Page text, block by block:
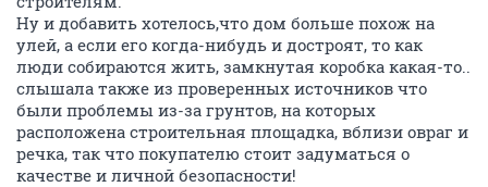
Ну и добавить хотелось,что дом больше похож на
улей, а если его когда-нибудь и достроят, то как
люди собираются жить, замкнутая коробка какая-то..
слышала также из проверенных источников что
были проблемы из-за грунтов, на которых
расположена строительная площадка, вблизи овраг и
речка, так что покупателю стоит задуматься о
качестве и личной безопасности!